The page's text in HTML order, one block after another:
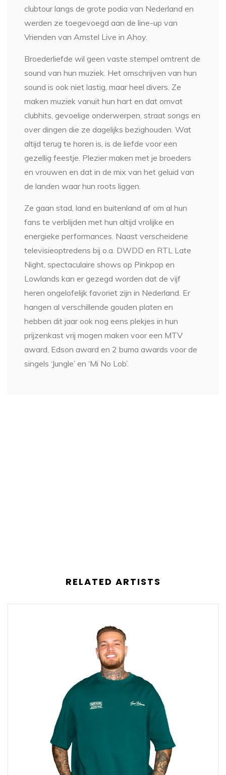
clubtour langs de grote podia van Nederland en
werden ze toegevoegd aan de line-up van
Vrienden van Amstel Live in Ahoy.
Broederliefde wil geen vaste stempel omtrent de
sound van hun muziek. Het omschrijven van hun
sound is ook niet lastig, maar heel divers. Ze
maken muziek vanuit hun hart en dat omvat
clubhits, gevoelige onderwerpen, straat songs en
over dingen die ze dagelijks bezighouden. Wat
altijd terug te horen is, is de liefde voor een
gezellig feestje. Plezier maken met je broeders
en vrouwen en dat in de mix van het geluid van
de landen waar hun roots liggen.
Ze gaan stad, land en buitenland af om al hun
fans te verblijden met hun altijd vrolijke en
energieke performances. Naast verscheidene
televisieoptredens bij o.a. DWDD en RTL Late
Night, spectaculaire shows op Pinkpop en
Lowlands kan er gezegd worden dat de vijf
heren ongelofelijk favoriet zijn in Nederland. Er
hangen al verschillende gouden platen en
hebben dit jaar ook nog eens plekjes in hun
prijzenkast vrij mogen maken voor een MTV
award, Edson award en 2 buma awards voor de
singels ‘Jungle’ en ‘Mi No Lob’.
RELATED ARTISTS